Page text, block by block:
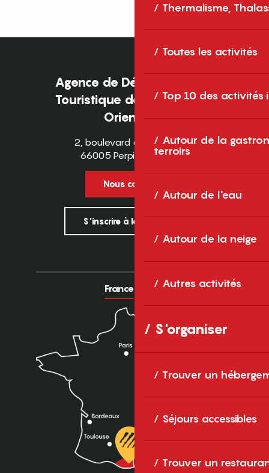
Thermalisme,
Toutes les activités
Top 10 des activités
Autour de la
terroirs
Autour de l'eau
Autour de la neige
Autres activités
S'organiser
Trouver un
Séjours accessibles
Trouver un
Agence de Développement
Touristique des Pyrénées-
Orientales
2, boulevard des Pyrénées
66005 Perpignan Cedex
Nous contacter
S'inscrire à la newsletter
France Europe